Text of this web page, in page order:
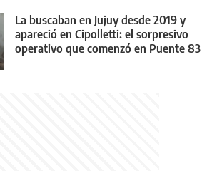
La buscaban en Jujuy desde 2019 y
apareció en Cipolletti: el sorpresivo
operativo que comenzó en Puente 83